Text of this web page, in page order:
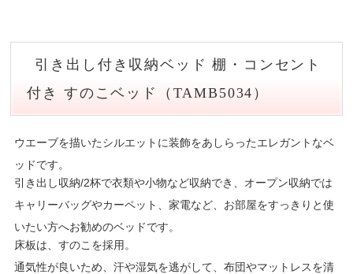
引き出し付き収納ベッド 棚・コンセント
付き すのこベッド（TAMB5034）
ウエーブを描いたシルエットに装飾をあしらったエレガントなベ
ッドです。
引き出し収納/2杯で衣類や小物など収納でき、オープン収納では
キャリーバッグやカーペット、家電など、お部屋をすっきりと使
いたい方へお勧めのベッドです。
床板は、すのこを採用。
通気性が良いため、汗や湿気を逃がして、布団やマットレスを清